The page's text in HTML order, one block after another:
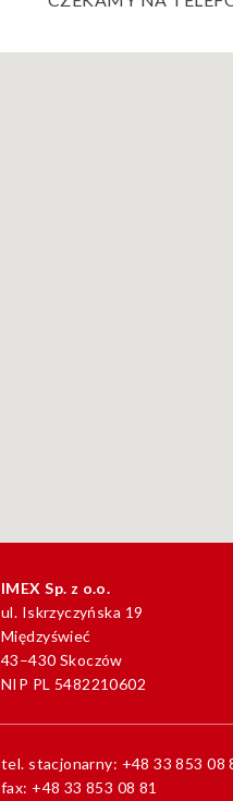
IMEX Sp. z o.o.
ul. Iskrzyczyńska 19
Międzyświeć
43–430 Skoczów
NIP PL 5482210602
tel. stacjonarny: +48 33 853 08
fax: +48 33 853 08 81